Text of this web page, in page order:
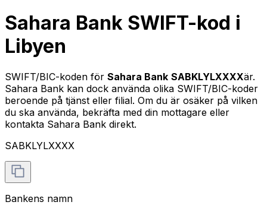
Sahara Bank SWIFT-kod i
Libyen
SWIFT/BIC-koden för Sahara Bank SABKLYLXXXXär.
Sahara Bank kan dock använda olika SWIFT/BIC-koder
beroende på tjänst eller filial. Om du är osäker på vilken
du ska använda, bekräfta med din mottagare eller
kontakta Sahara Bank direkt.
SABKLYLXXXX
Bankens namn